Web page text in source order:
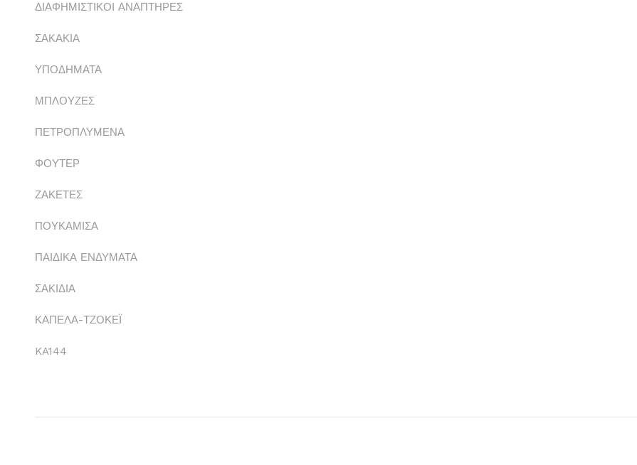
ΔΙΑΦΗΜΙΣΤΙΚΟΙ ΑΝΑΠΤΗΡΕΣ
ΣΑΚΑΚΙΑ
ΥΠΟΔΗΜΑΤΑ
ΜΠΛΟΥΖΕΣ
ΠΕΤΡΟΠΛΥΜΕΝΑ
ΦΟΥΤΕΡ
ΖΑΚΕΤΕΣ
ΠΟΥΚΑΜΙΣΑ
ΠΑΙΔΙΚΑ ΕΝΔΥΜΑΤΑ
ΣΑΚΙΔΙΑ
ΚΑΠΕΛΑ-ΤΖΟΚΕΪ
KA144